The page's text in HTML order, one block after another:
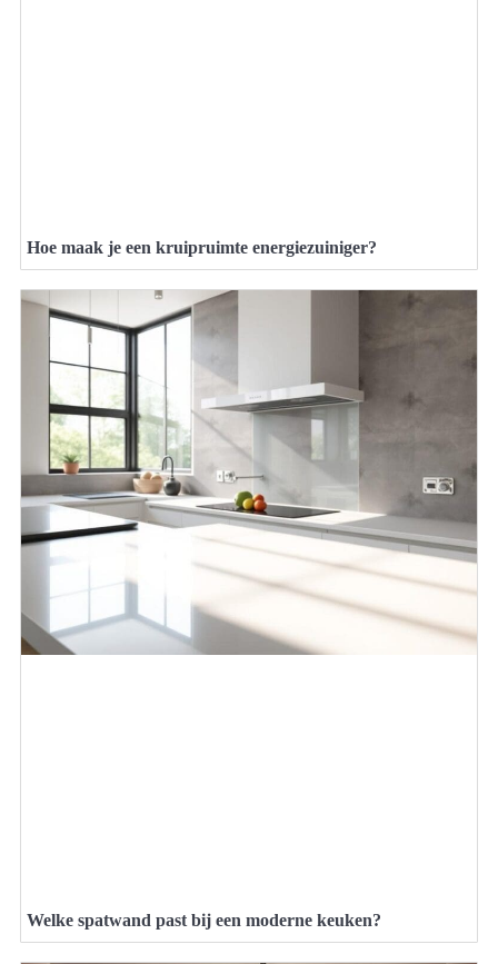
Hoe maak je een kruipruimte energiezuiniger?
Welke spatwand past bij een moderne keuken?